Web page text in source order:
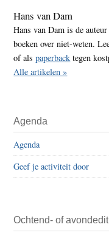
Hans van Dam
Hans van Dam is de
boeken over niet-weten.
of alspaperback tegen
Alle artikelen »
Agenda
Agenda
Geef je activiteit door
Ochtend- of